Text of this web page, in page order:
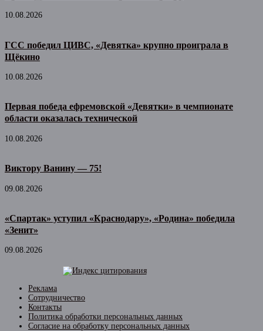
10.08.2026
ГСС победил ЦИВС, «Девятка» крупно проиграла в
Щёкино
10.08.2026
Первая победа ефремовской «Девятки» в чемпионате
области оказалась технической
10.08.2026
Виктору Ванину — 75!
09.08.2026
«Спартак» уступил «Краснодару», «Родина» победила
«Зенит»
09.08.2026
Реклама
Сотрудничество
Контакты
Политика обработки персональных данных
Согласие на обработку персональных данных